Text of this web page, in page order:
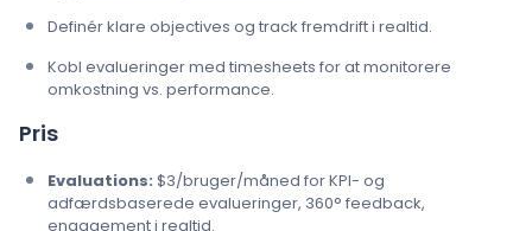
Definér klare objectives og track fremdrift i realtid.
Kobl evalueringer med timesheets for at monitorere
omkostning vs. performance.
Pris
Evaluations: $3/bruger/måned for KPI- og
adfærdsbaserede evalueringer, 360° feedback,
engagement i realtid.